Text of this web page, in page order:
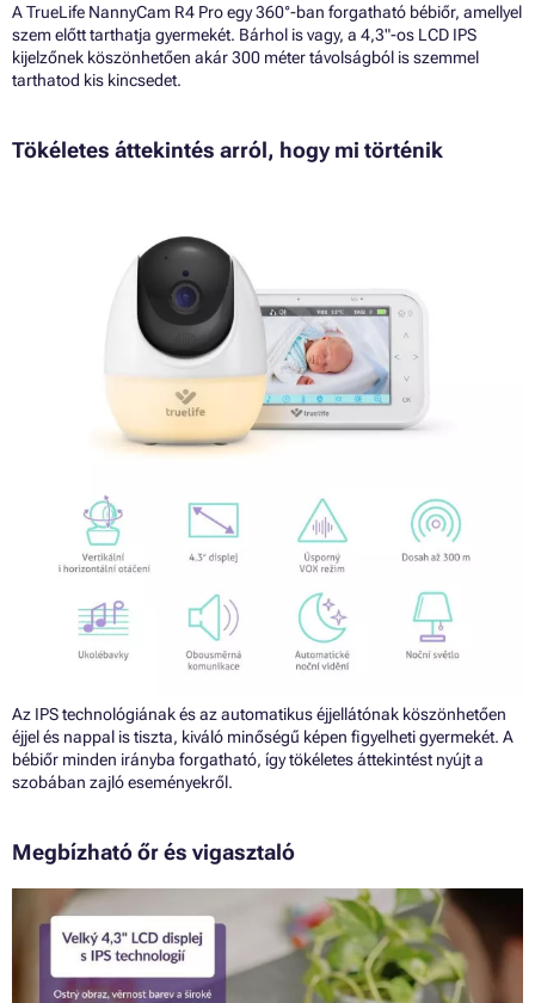
A TrueLife NannyCam R4 Pro egy 360°-ban forgatható bébiőr, amellyel
szem előtt tarthatja gyermekét. Bárhol is vagy, a 4,3"-os LCD IPS
kijelzőnek köszönhetően akár 300 méter távolságból is szemmel
tarthatod kis kincsedet.
Tökéletes áttekintés arról, hogy mi történik
Az IPS technológiának és az automatikus éjjellátónak köszönhetően
éjjel és nappal is tiszta, kiváló minőségű képen figyelheti gyermekét. A
bébiőr minden irányba forgatható, így tökéletes áttekintést nyújt a
szobában zajló eseményekről.
Megbízható őr és vigasztaló